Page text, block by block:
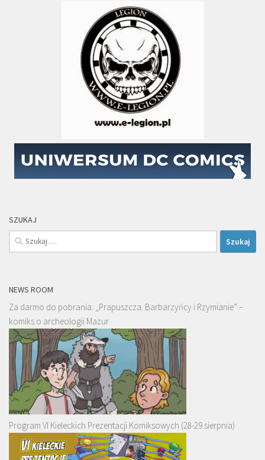
SZUKAJ
Szukaj:
NEWS ROOM
Za darmo do pobrania: „Prapuszcza. Barbarzyńcy i Rzymianie” –
komiks o archeologii Mazur
Program VI Kieleckich Prezentacji Komiksowych (28-29 sierpnia)